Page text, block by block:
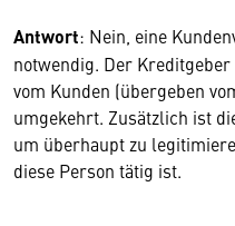
Antwort: Nein, eine
notwendig. Der
vom Kunden (übergeben
umgekehrt. Zusätzlich ist
um überhaupt zu
diese Person tätig ist.